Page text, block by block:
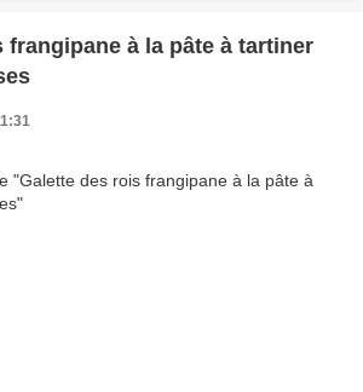
frangipane à la pâte à tartiner